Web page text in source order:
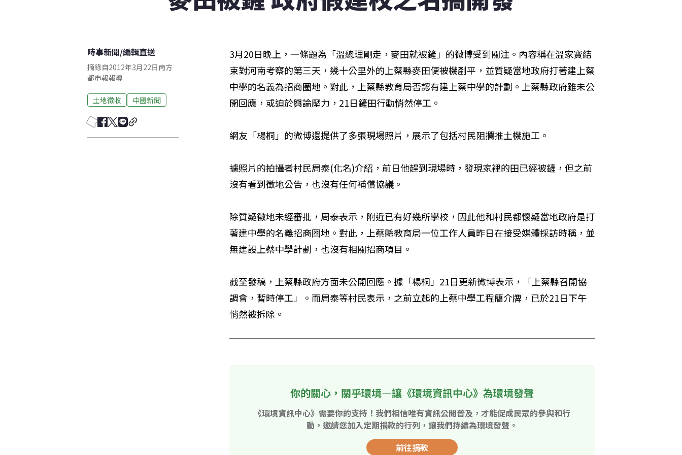
時事新聞/編輯直送
摘錄自2012年3月22日南方
都市報報導
土地徵收 中國新聞
3月20日晚上，一條題為「溫總理剛走，麥田就被鏟」的微博受到關注。內容稱在溫家寶結
束對河南考察的第三天，幾十公里外的上蔡縣麥田便被機剷平，並質疑當地政府打著建上蔡
中學的名義為招商圈地。對此，上蔡縣教育局否認有建上蔡中學的計劃。上蔡縣政府雖未公
開回應，或迫於輿論壓力，21日鏟田行動悄然停工。
網友「楊桐」的微博還提供了多張現場照片，展示了包括村民阻攔推土機施工。
據照片的拍攝者村民周泰(化名)介紹，前日他趕到現場時，發現家裡的田已經被鏟，但之前
沒有看到徵地公告，也沒有任何補償協議。
除質疑徵地未經審批，周泰表示，附近已有好幾所學校，因此他和村民都懷疑當地政府是打
著建中學的名義招商圈地。對此，上蔡縣教育局一位工作人員昨日在接受媒體採訪時稱，並
無建設上蔡中學計劃，也沒有相關招商項目。
截至發稿，上蔡縣政府方面未公開回應。據「楊桐」21日更新微博表示，「上蔡縣召開協
調會，暫時停工」。而周泰等村民表示，之前立起的上蔡中學工程簡介牌，已於21日下午
悄然被拆除。
你的關心，關乎環境—讓《環境資訊中心》為環境發聲
《環境資訊中心》需要你的支持！我們相信唯有資訊公開普及，才能促成民眾的參與和行
動，邀請您加入定期捐款的行列，讓我們持續為環境發聲。
前往捐款